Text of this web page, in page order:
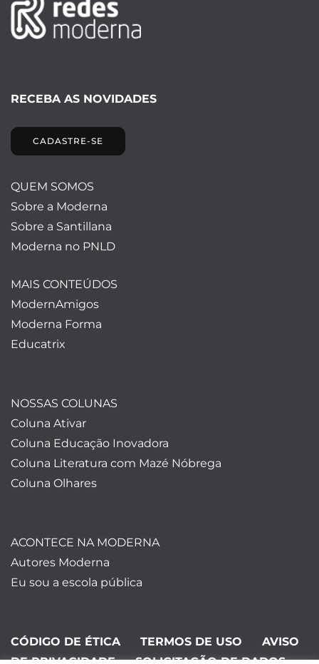
RECEBA AS NOVIDADES
CADASTRE-SE
QUEM SOMOS
Sobre a Moderna
Sobre a Santillana
Moderna no PNLD
MAIS CONTEÚDOS
ModernAmigos
Moderna Forma
Educatrix
NOSSAS COLUNAS
Coluna Ativar
Coluna Educação Inovadora
Coluna Literatura com Mazé Nóbrega
Coluna Olhares
ACONTECE NA MODERNA
Autores Moderna
Eu sou a escola pública
CÓDIGO DE ÉTICA TERMOS DE USO
AVISO
DE PRIVACIDADE
SOLICITAÇÃO DE DADOS